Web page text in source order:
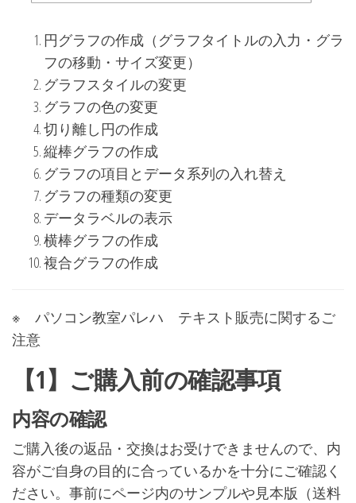
円グラフの作成（グラフタイトルの入力・グラ
フの移動・サイズ変更）
グラフスタイルの変更
グラフの色の変更
切り離し円の作成
縦棒グラフの作成
グラフの項目とデータ系列の入れ替え
グラフの種類の変更
データラベルの表示
横棒グラフの作成
複合グラフの作成
※ パソコン教室パレハ テキスト販売に関するご
注意
【1】ご購入前の確認事項
内容の確認
ご購入後の返品・交換はお受けできませんので、内
容がご自身の目的に合っているかを十分にご確認く
ださい。事前にページ内のサンプルや見本版（送料